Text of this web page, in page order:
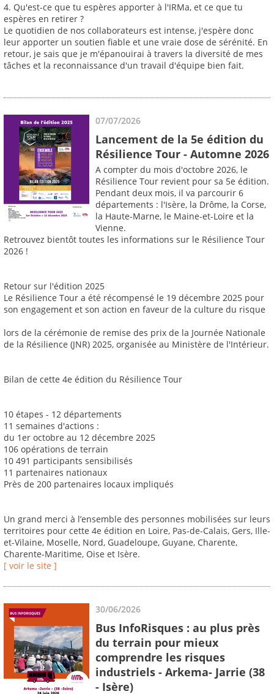
4. Qu'est-ce que tu espères apporter à l'IRMa, et ce que tu
espères en retirer ?
Le quotidien de nos collaborateurs est intense, j'espère donc
leur apporter un soutien fiable et une vraie dose de sérénité. En
retour, je sais que je m'épanouirai à travers la diversité de mes
tâches et la reconnaissance d'un travail d'équipe bien fait.
07/07/2026
Lancement de la 5e édition du
Résilience Tour - Automne 2026
A compter du mois d'octobre 2026, le
Résilience Tour revient pour sa 5e édition.
Pendant deux mois, il va parcourir 6
départements : l'Isère, la Drôme, la Corse,
la Haute-Marne, le Maine-et-Loire et la
Vienne.
Retrouvez bientôt toutes les informations sur le Résilience Tour
2026 !
Retour sur l'édition 2025
Le Résilience Tour a été récompensé le 19 décembre 2025 pour
son engagement et son action en faveur de la culture du risque
lors de la cérémonie de remise des prix de la Journée Nationale
de la Résilience (JNR) 2025, organisée au Ministère de l'Intérieur.
Bilan de cette 4e édition du Résilience Tour
10 étapes - 12 départements
11 semaines d'actions :
du 1er octobre au 12 décembre 2025
106 opérations de terrain
10 491 participants sensibilisés
11 partenaires nationaux
Près de 200 partenaires locaux impliqués
Un grand merci à l’ensemble des personnes mobilisées sur leurs
territoires pour cette 4e édition en Loire, Pas-de-Calais, Gers, Ille-
et-Vilaine, Moselle, Nord, Guadeloupe, Guyane, Charente,
Charente-Maritime, Oise et Isère.
[ voir le site ]
30/06/2026
Bus InfoRisques : au plus près
du terrain pour mieux
comprendre les risques
industriels - Arkema- Jarrie (38
- Isère)